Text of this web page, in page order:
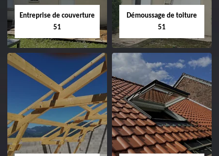
Entreprise de couverture
51
Entreprise de
couverture 51
Démoussage de toiture
51
Démoussage de
toiture 51